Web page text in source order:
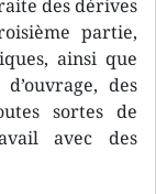
des dérives
partie,
ainsi que
des
sortes de
avec des